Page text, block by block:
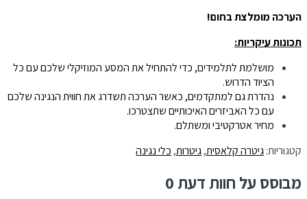
הערכה מומלצת בחום!
תכונות עיקריות:
מושלמת לתלמידים, כדי להתחיל את המסע המוזיקלי שלכם עם כל
הציוד הדרוש.
נהדרת גם למתקדמים, כאשר הערכה תשדרג את חווית הנגינה שלכם
עם כל האביזרים האיכותיים שתצטרכו.
מחיר אטרקטיבי ומשתלם.
קטגוריות:גיטרה קלאסית,גיטרות,כלי נגינה
מבוסס על חוות דעת 0